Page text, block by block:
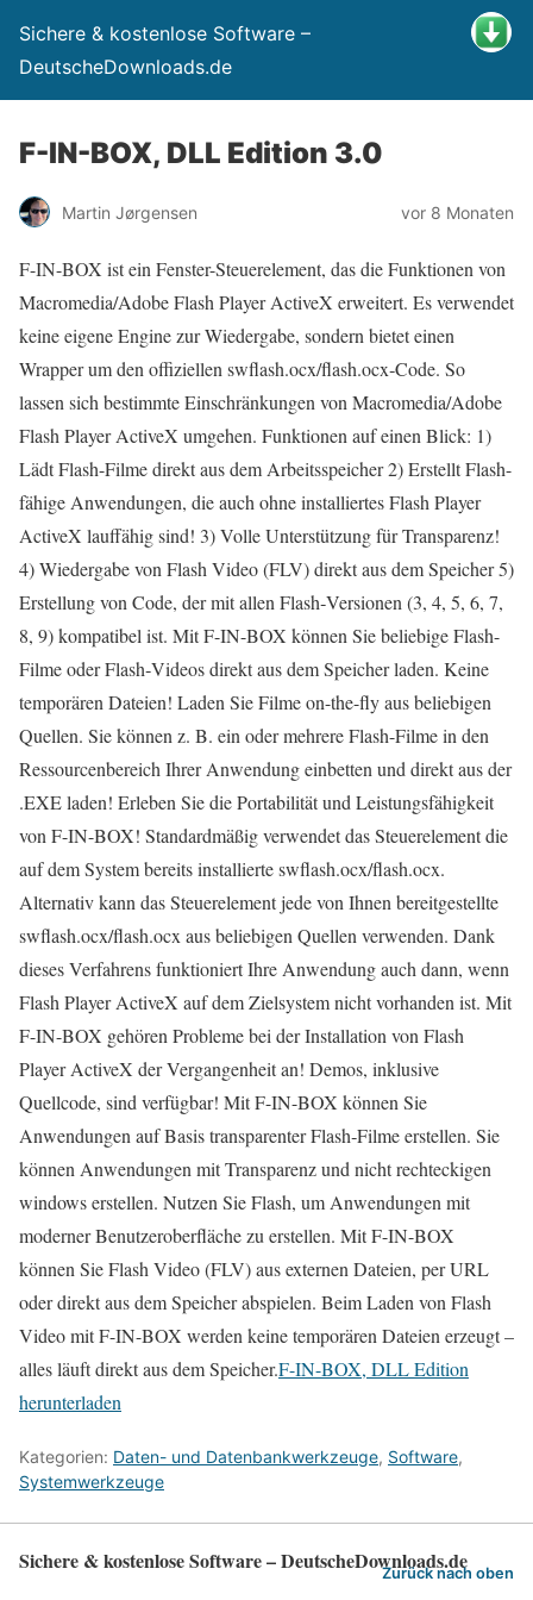
Sichere & kostenlose Software –
DeutscheDownloads.de
F-IN-BOX, DLL Edition 3.0
Martin Jørgensen vor 8 Monaten
F-IN-BOX ist ein Fenster-Steuerelement, das die Funktionen von
Macromedia/Adobe Flash Player ActiveX erweitert. Es verwendet
keine eigene Engine zur Wiedergabe, sondern bietet einen
Wrapper um den offiziellen swflash.ocx/flash.ocx‑Code. So
lassen sich bestimmte Einschränkungen von Macromedia/Adobe
Flash Player ActiveX umgehen. Funktionen auf einen Blick: 1)
Lädt Flash-Filme direkt aus dem Arbeitsspeicher 2) Erstellt Flash-
fähige Anwendungen, die auch ohne installiertes Flash Player
ActiveX lauffähig sind! 3) Volle Unterstützung für Transparenz!
4) Wiedergabe von Flash Video (FLV) direkt aus dem Speicher 5)
Erstellung von Code, der mit allen Flash‑Versionen (3, 4, 5, 6, 7,
8, 9) kompatibel ist. Mit F-IN-BOX können Sie beliebige Flash-
Filme oder Flash‑Videos direkt aus dem Speicher laden. Keine
temporären Dateien! Laden Sie Filme on-the-fly aus beliebigen
Quellen. Sie können z. B. ein oder mehrere Flash-Filme in den
Ressourcenbereich Ihrer Anwendung einbetten und direkt aus der
.EXE laden! Erleben Sie die Portabilität und Leistungsfähigkeit
von F-IN-BOX! Standardmäßig verwendet das Steuerelement die
auf dem System bereits installierte swflash.ocx/flash.ocx.
Alternativ kann das Steuerelement jede von Ihnen bereitgestellte
swflash.ocx/flash.ocx aus beliebigen Quellen verwenden. Dank
dieses Verfahrens funktioniert Ihre Anwendung auch dann, wenn
Flash Player ActiveX auf dem Zielsystem nicht vorhanden ist. Mit
F-IN-BOX gehören Probleme bei der Installation von Flash
Player ActiveX der Vergangenheit an! Demos, inklusive
Quellcode, sind verfügbar! Mit F-IN-BOX können Sie
Anwendungen auf Basis transparenter Flash‑Filme erstellen. Sie
können Anwendungen mit Transparenz und nicht rechteckigen
windows erstellen. Nutzen Sie Flash, um Anwendungen mit
moderner Benutzeroberfläche zu erstellen. Mit F-IN-BOX
können Sie Flash Video (FLV) aus externen Dateien, per URL
oder direkt aus dem Speicher abspielen. Beim Laden von Flash
Video mit F-IN-BOX werden keine temporären Dateien erzeugt –
alles läuft direkt aus dem Speicher.F-IN-BOX, DLL Edition
herunterladen
Kategorien: Daten- und Datenbankwerkzeuge, Software,
Systemwerkzeuge
Sichere & kostenlose Software – DeutscheDownloads.de
Zurück nach oben